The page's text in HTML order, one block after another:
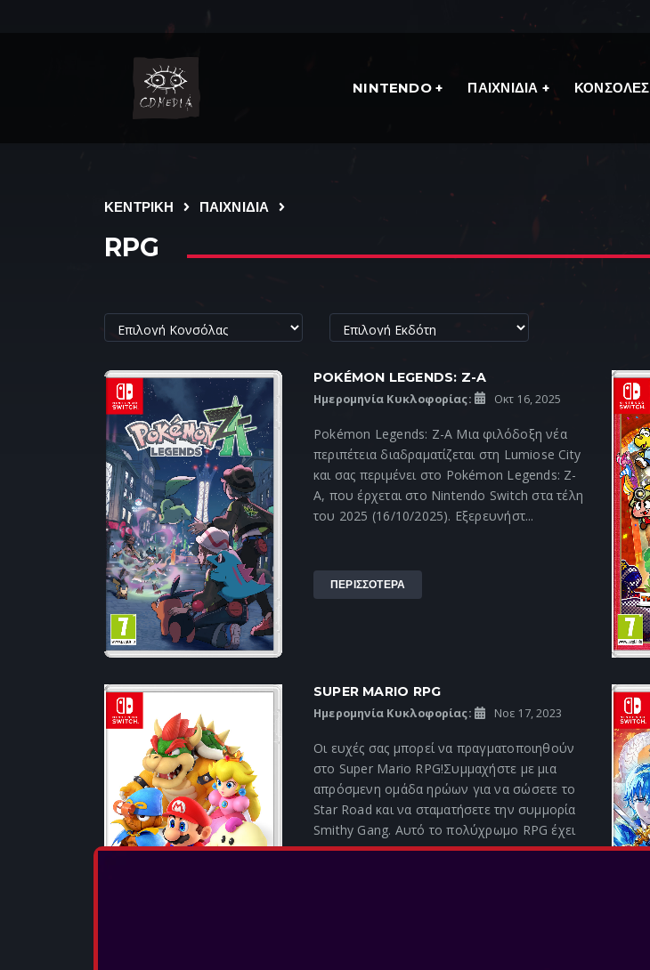
NINTENDO ΠΑΙΧΝΙΔΙΑ ΚΟΝΣΟΛΕΣ
ΚΕΝΤΡΙΚΗ ΠΑΙΧΝΙΔΙΑ
RPG
POKÉMON LEGENDS: Z-A
Ημερομηνία Κυκλοφορίας: Οκτ 16, 2025
Pokémon Legends: Z-A Μια φιλόδοξη νέα
περιπέτεια διαδραματίζεται στη Lumiose City
και σας περιμένει στο Pokémon Legends: Z-
A, που έρχεται στο Nintendo Switch στα τέλη
του 2025 (16/10/2025). Εξερευνήστ...
ΠΕΡΙΣΣΟΤΕΡΑ
SUPER MARIO RPG
Ημερομηνία Κυκλοφορίας: Νοε 17, 2023
Οι ευχές σας μπορεί να πραγματοποιηθούν
στο Super Mario RPG!Συμμαχήστε με μια
απρόσμενη ομάδα ηρώων για να σώσετε το
Star Road και να σταματήσετε την συμμορία
Smithy Gang. Αυτό το πολύχρωμο RPG έχει
α...